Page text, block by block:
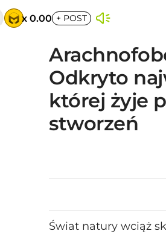
x 0.00 + POST
Odkryto
której żyje
stworzeń
Świat natury wciąż